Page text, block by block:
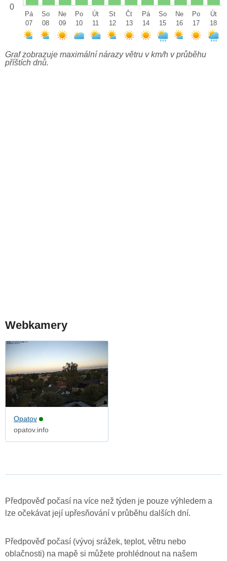
0
Pá
07
So
08
Ne
09
Po
10
Út
11
St
12
Čt
13
Pá
14
So
15
Ne
16
Po
17
Út
18
Graf zobrazuje maximální nárazy větru v km/h v průběhu
příštích dnů.
Webkamery
Opatov
opatov.info
Předpověď počasí na více než týden je pouze výhledem a
lze očekávat její upřesňování v průběhu dalších dní.
Předpověď počasí (vývoj srážek, teplot, větru nebo
oblačnosti) na mapě si můžete prohlédnout na našem